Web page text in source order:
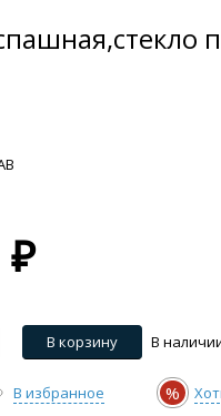
₽
В корзину В
В избранное %